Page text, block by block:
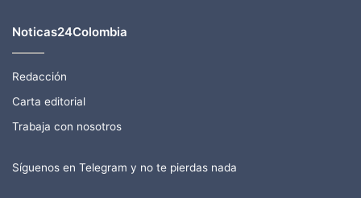
Noticas24Colombia
Redacción
Carta editorial
Trabaja con nosotros
Síguenos en Telegram y no te pierdas nada